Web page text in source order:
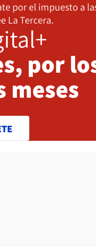
por el impuesto a
La Tercera.
por
meses